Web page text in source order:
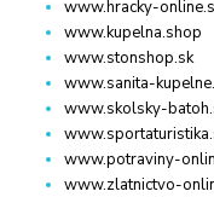
www.hracky-
www.kupelna.shop
www.stonshop.sk
www.sanita-
www.skolsky-
www.potraviny-
www.zlatnictvo-